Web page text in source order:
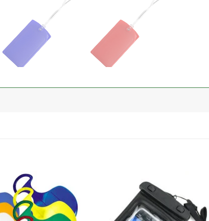
心愿
单
心愿
单